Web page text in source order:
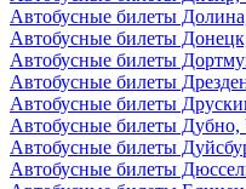
Автобусные билеты
Автобусные билеты
Автобусные билеты
Автобусные билеты
Автобусные билеты
Автобусные билеты Дубно,
Автобусные билеты
Автобусные билеты